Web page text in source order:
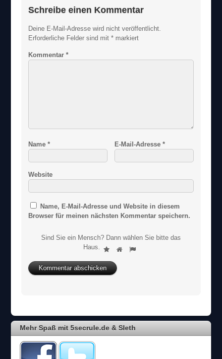
Schreibe einen Kommentar
Deine E-Mail-Adresse wird nicht veröffentlicht.
Erforderliche Felder sind mit* markiert
Kommentar*
Name* E-Mail-Adresse *
Website
Name, E-Mail-Adresse und Website in diesem
Browser für meinen nächsten Kommentar speichern.
Sind Sie ein Mensch? Dann wählen Sie bitte das
Haus. S
n
d
i
n
Mehr Spaß mit 5secrule.de & Sleth